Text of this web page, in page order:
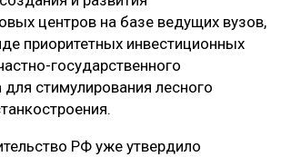
центров на базе ведущих вузов,
приоритетных инвестиционных
государственного
для стимулирования лесного
РФ уже утвердило